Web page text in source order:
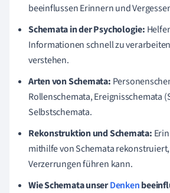
beeinflussen Erinnern und
Schemata in der Psychologie:
Informationen schnell zu
verstehen.
Arten von Schemata:
Rollenschemata, Ereignisschemata
Selbstschemata.
Rekonstruktion und Schemata:
mithilfe von Schemata
Verzerrungen führen kann.
Wie Schemata unserDenken